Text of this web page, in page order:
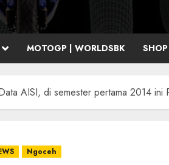
MOTOGP | WORLDSBK SHOP
AISI, di semester pertama 2014 ini
Ngoceh